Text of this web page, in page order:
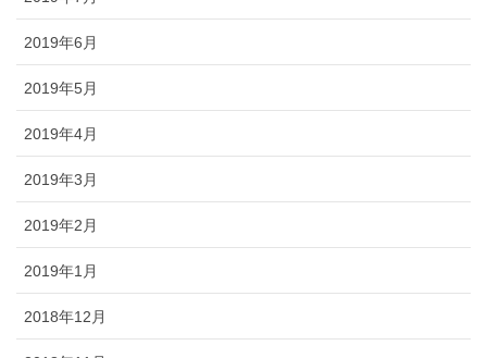
2019年6月
2019年5月
2019年4月
2019年3月
2019年2月
2019年1月
2018年12月